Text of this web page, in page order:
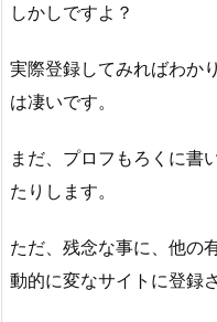
しかしですよ？
実際登録してみればわか
は凄いです。
まだ、プロフもろくに書
たりします。
ただ、残念な事に、他の
動的に変なサイトに登録